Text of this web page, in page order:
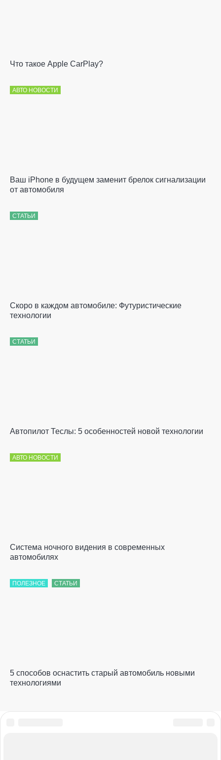
Что такое Apple CarPlay?
АВТО НОВОСТИ
Ваш iPhone в будущем заменит брелок сигнализации
от автомобиля
СТАТЬИ
Скоро в каждом автомобиле: Футуристические
технологии
СТАТЬИ
Автопилот Теслы: 5 особенностей новой технологии
АВТО НОВОСТИ
Система ночного видения в современных
автомобилях
ПОЛЕЗНОЕ СТАТЬИ
5 способов оснастить старый автомобиль новыми
технологиями